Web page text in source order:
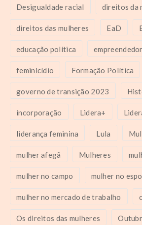
Desigualdade racial direitos da
direitos das mulheres EaD
educação política
feminicídio Formação Política
governo de transição 2023
incorporação Lidera+
liderança feminina Lula
mulher afegã Mulheres
mulher no campo mulher no
mulher no mercado de trabalho
Os direitos das mulheres